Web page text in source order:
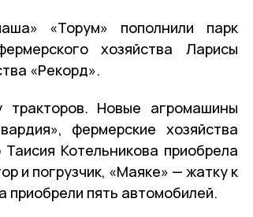
«Торум» пополнили парк
хозяйства Ларисы
«Рекорд».
тракторов. Новые агромашины
фермерские хозяйства
Котельникова приобрела
и погрузчик, «Маяке» — жатку к
приобрели пять автомобилей.